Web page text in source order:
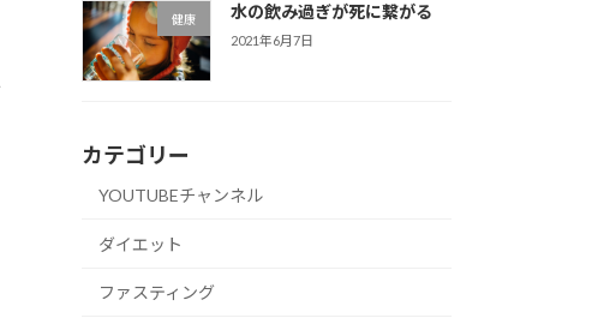
健康 水の飲み過ぎが死に繋がる
2021年6月7日
カテゴリー
YOUTUBEチャンネル
ダイエット
ファスティング